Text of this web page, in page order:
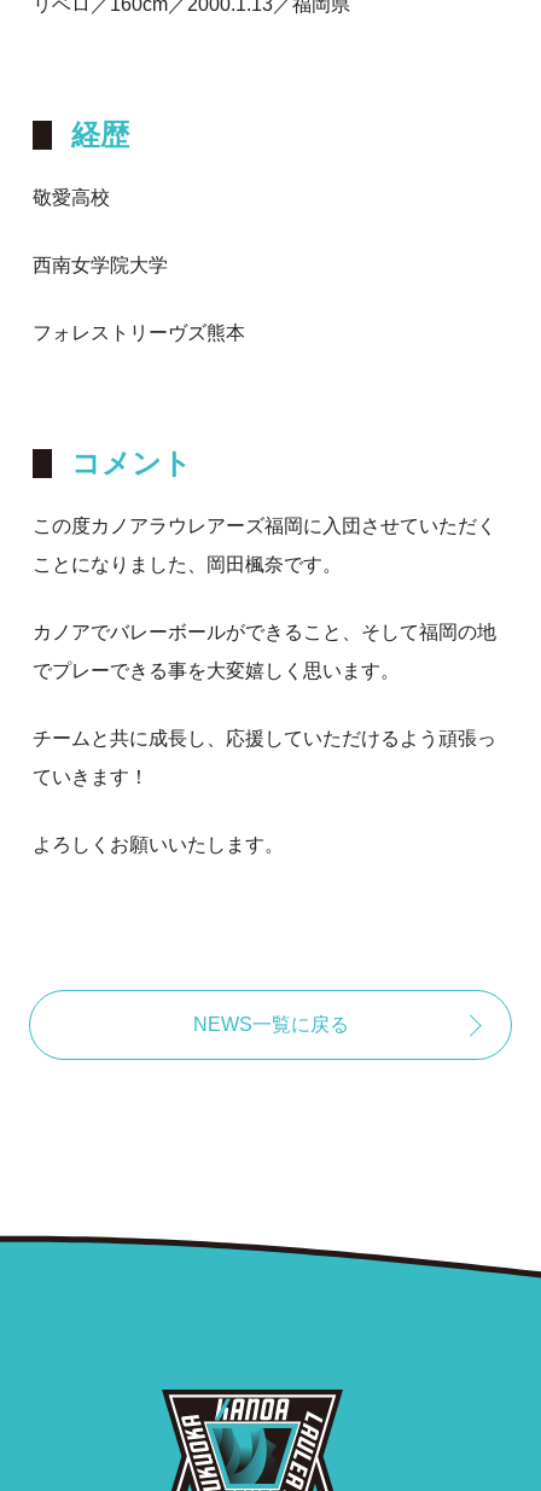
リベロ／160cm／2000.1.13／福岡県
経歴
敬愛高校
西南女学院大学
フォレストリーヴズ熊本
コメント
この度カノアラウレアーズ福岡に入団させていただく
ことになりました、岡田楓奈です。
カノアでバレーボールができること、そして福岡の地
でプレーできる事を大変嬉しく思います。
チームと共に成長し、応援していただけるよう頑張っ
ていきます！
よろしくお願いいたします。
NEWS一覧に戻る